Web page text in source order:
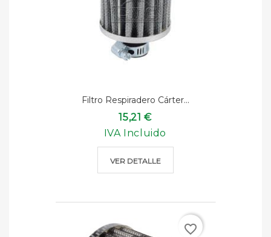
Filtro Respiradero Cárter...
15,21 €
IVA Incluido
VER DETALLE
favorite_border